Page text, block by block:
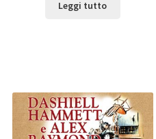
Leggi tutto